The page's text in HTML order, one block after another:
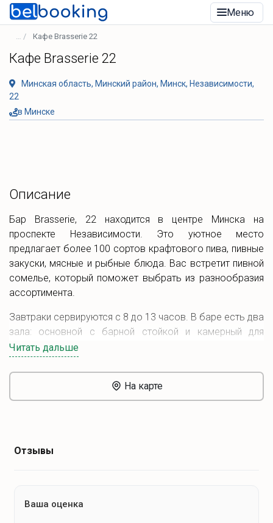
Меню
Кафе Brasserie 22
Кафе Brasserie 22
Минская область, Минский район, Минск, Независимости,
22
в Минске
Описание
Бар Brasserie, 22 находится в центре Минска на
проспекте Независимости. Это уютное место
предлагает более 100 сортов крафтового пива, пивные
закуски, мясные и рыбные блюда. Вас встретит пивной
сомелье, который поможет выбрать из разнообразия
ассортимента.
Завтраки сервируются с 8 до 13 часов. В баре есть два
зала: основной с барной стойкой и камерный для
небольших компаний.
Читать дальше
На карте
Отзывы
Ваша оценка